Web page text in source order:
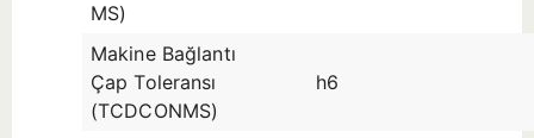
MS)
Makine Bağlantı
Çap Toleransı
(TCDCONMS)
h6